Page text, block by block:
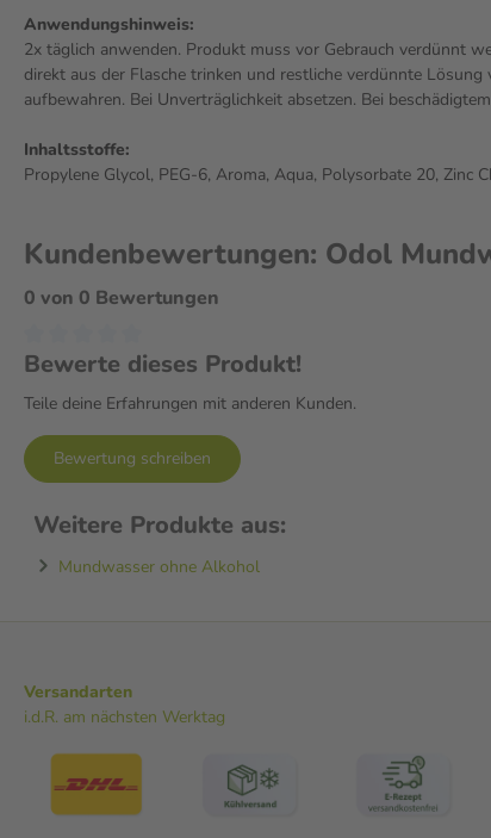
Anwendungshinweis:
2x täglich anwenden. Produkt muss vor Gebrauch verdünnt
direkt aus der Flasche trinken und restliche verdünnte
aufbewahren. Bei Unverträglichkeit absetzen. Bei
Inhaltsstoffe:
Propylene Glycol, PEG-6, Aroma, Aqua, Polysorbate 20, Zinc
Kundenbewertungen: Odol
0 von 0 Bewertungen
Bewerte dieses Produkt!
Teile deine Erfahrungen mit anderen Kunden.
Bewertung schreiben
Weitere Produkte aus:
Mundwasser ohne Alkohol
Versandarten
i.d.R. am nächsten Werktag